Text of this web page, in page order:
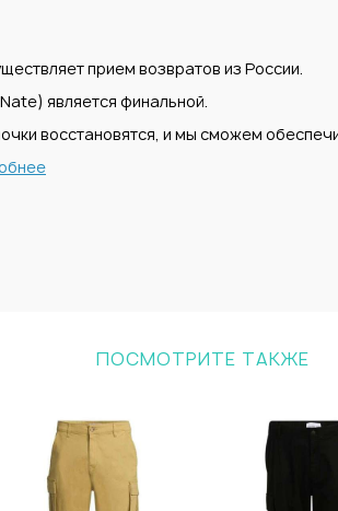
прием возвратов из России.
является финальной.
восстановятся, и мы сможем
ПОСМОТРИТЕ ТАКЖЕ